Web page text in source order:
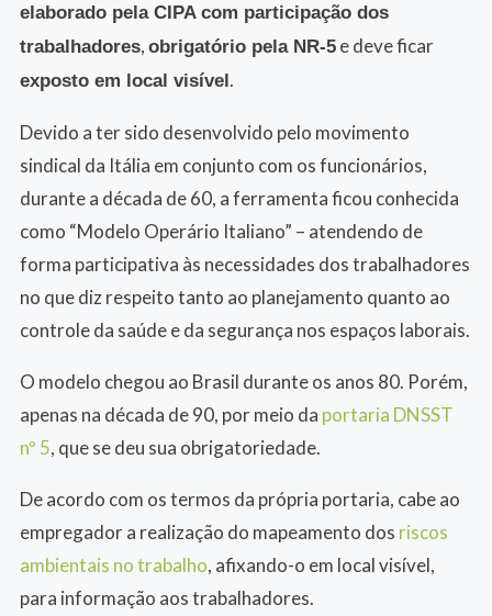
elaborado pela CIPA com participação dos
trabalhadores, obrigatório pela NR-5 e deve ficar
exposto em local visível.
Devido a ter sido desenvolvido pelo movimento
sindical da Itália em conjunto com os funcionários,
durante a década de 60, a ferramenta ficou conhecida
como “Modelo Operário Italiano” – atendendo de
forma participativa às necessidades dos trabalhadores
no que diz respeito tanto ao planejamento quanto ao
controle da saúde e da segurança nos espaços laborais.
O modelo chegou ao Brasil durante os anos 80. Porém,
apenas na década de 90, por meio da portaria DNSST
nº 5, que se deu sua obrigatoriedade.
De acordo com os termos da própria portaria, cabe ao
empregador a realização do mapeamento dos riscos
ambientais no trabalho, afixando-o em local visível,
para informação aos trabalhadores.